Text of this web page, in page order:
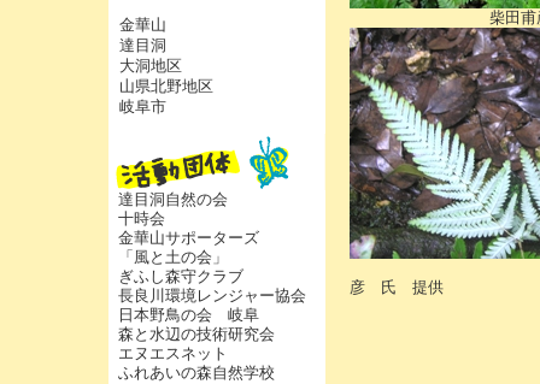
金華山
達目洞
大洞地区
山県北野地区
岐阜市
達目洞自然の会
十時会
金華山サポーターズ
「風と土の会」
ぎふし森守クラブ
長良川環境レンジャー協会
日本野鳥の会 岐阜
森と水辺の技術研究会
エヌエスネット
ふれあいの森自然学校
柴田甫彦
彦 氏 提供